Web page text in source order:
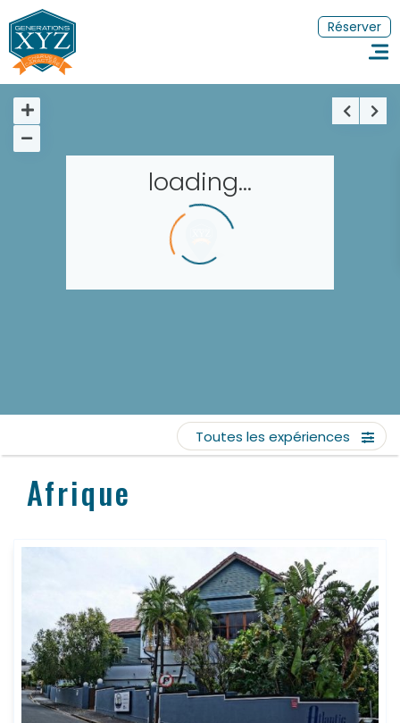
Réserver un séjour
Nos adresses dans le monde
Réserver
loading...
Afrique
Toutes les expériences